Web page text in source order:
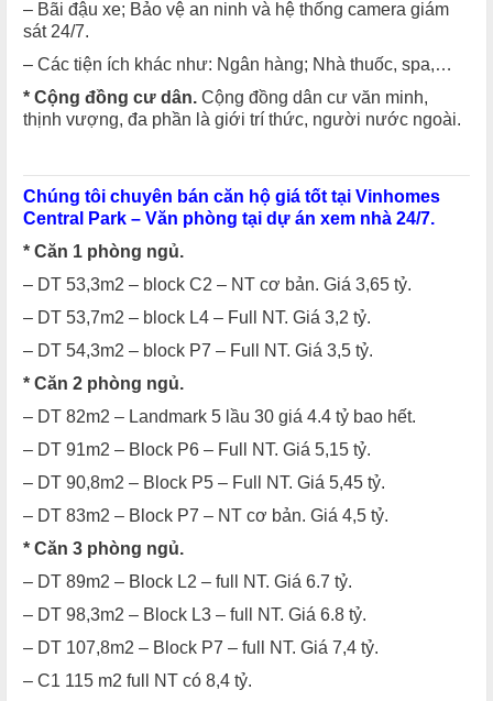
– Bãi đậu xe; Bảo vệ an ninh và hệ thống camera giám
sát 24/7.
– Các tiện ích khác như: Ngân hàng; Nhà thuốc, spa,…
* Cộng đồng cư dân. Cộng đồng dân cư văn minh,
thịnh vượng, đa phần là giới trí thức, người nước ngoài.
Chúng tôi chuyên bán căn hộ giá tốt tại Vinhomes
Central Park – Văn phòng tại dự án xem nhà 24/7.
* Căn 1 phòng ngủ.
– DT 53,3m2 – block C2 – NT cơ bản. Giá 3,65 tỷ.
– DT 53,7m2 – block L4 – Full NT. Giá 3,2 tỷ.
– DT 54,3m2 – block P7 – Full NT. Giá 3,5 tỷ.
* Căn 2 phòng ngủ.
– DT 82m2 – Landmark 5 lầu 30 giá 4.4 tỷ bao hết.
– DT 91m2 – Block P6 – Full NT. Giá 5,15 tỷ.
– DT 90,8m2 – Block P5 – Full NT. Giá 5,45 tỷ.
– DT 83m2 – Block P7 – NT cơ bản. Giá 4,5 tỷ.
* Căn 3 phòng ngủ.
– DT 89m2 – Block L2 – full NT. Giá 6.7 tỷ.
– DT 98,3m2 – Block L3 – full NT. Giá 6.8 tỷ.
– DT 107,8m2 – Block P7 – full NT. Giá 7,4 tỷ.
– C1 115 m2 full NT có 8,4 tỷ.